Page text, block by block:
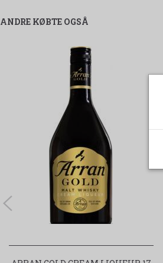
ANDRE KØBTE OGSÅ